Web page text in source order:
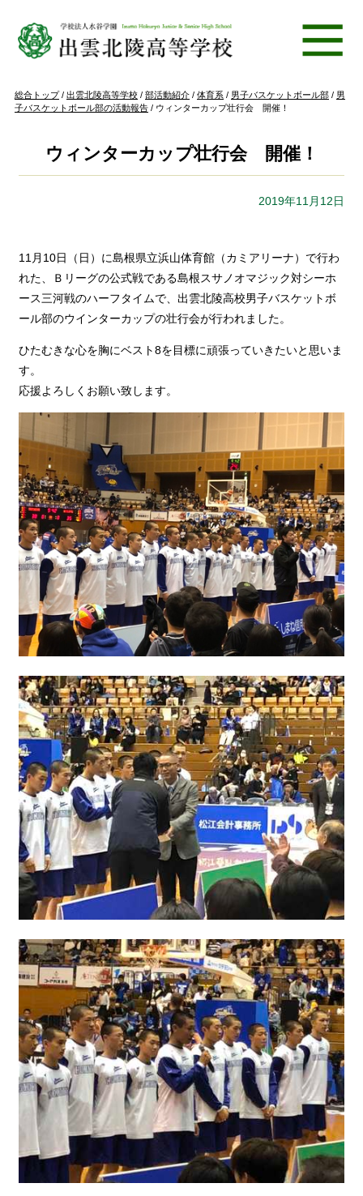
現
在
総合トップ/ 出雲北陵高等学校 / 部活動紹介 / 体育系 / 男子バスケットボール部 / 男
子バスケットボール部の活動報告 / ウィンターカップ壮行会 開催！
ウィンターカップ壮行会 開催！
2019年11月12日
11月10日（日）に島根県立浜山体育館（カミアリーナ）で行わ
れた、Ｂリーグの公式戦である島根スサノオマジック対シーホ
ース三河戦のハーフタイムで、出雲北陵高校男子バスケットボ
ール部のウインターカップの壮行会が行われました。
ひたむきな心を胸にベスト8を目標に頑張っていきたいと思いま
す。
応援よろしくお願い致します。